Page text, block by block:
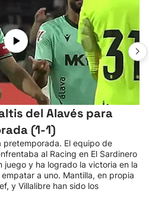
del Alavés para
(1-1)
pretemporada. El equipo de
al Racing en El Sardinero
juego y ha logrado la victoria en la
a uno. Mantilla, en propia
y Villalibre han sido los